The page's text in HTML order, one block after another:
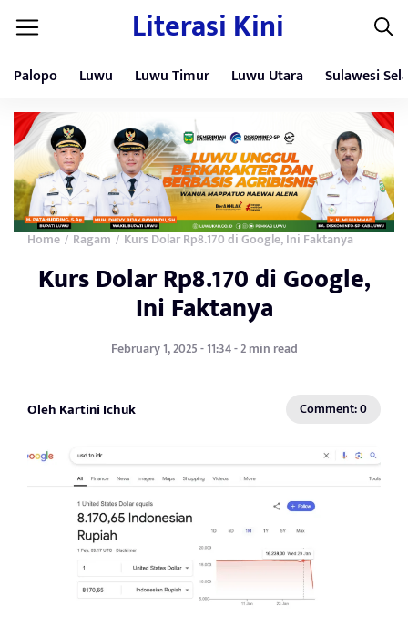
Literasi Kini
Palopo Luwu Luwu Timur Luwu Utara Sulawesi
Home / Ragam / Kurs Dolar Rp8.170 di Google, Ini Faktanya
Kurs Dolar Rp8.170 di Google,
Ini Faktanya
February 1, 2025 - 11:34 - 2 min read
Oleh Kartini Ichuk Comment: 0